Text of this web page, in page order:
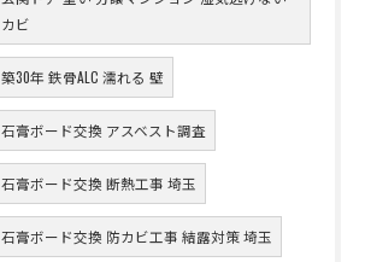
カビ
築30年 鉄骨ALC 濡れる 壁
石膏ボード交換 アスベスト調査
石膏ボード交換 断熱工事 埼玉
石膏ボード交換 防カビ工事 結露対策 埼玉